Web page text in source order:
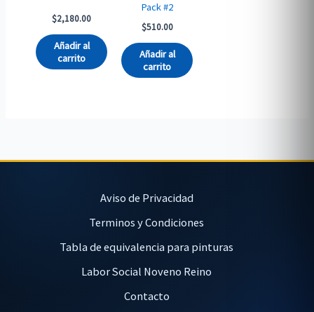
$2,180.00
Añadir al
carrito
Pack #2
$510.00
Añadir al
carrito
Aviso de Privacidad
Terminos y Condiciones
Tabla de equivalencia para pinturas
Labor Social Noveno Reino
Contacto